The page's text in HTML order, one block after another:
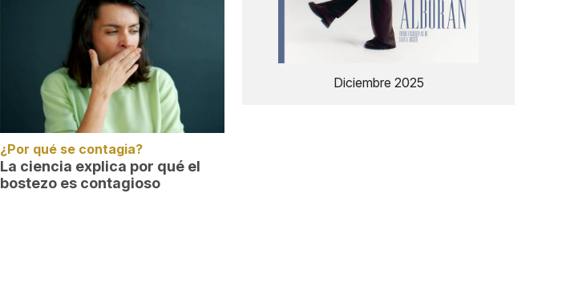
¿Por qué se contagia?
La ciencia explica por qué el
bostezo es contagioso
Diciembre 2025